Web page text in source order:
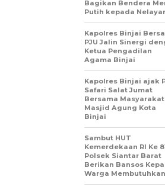
Bagikan Bendera
Putih kepada
Kapolres Binjai
PJU Jalin Sinergi
Ketua Pengadilan
Agama Binjai
Kapolres Binjai ajak
Safari Salat Jumat
Bersama
Masjid Agung Kota
Binjai
Sambut HUT
Kemerdekaan RI Ke
Polsek Siantar Barat
Berikan Bansos
Warga Membutuhkan